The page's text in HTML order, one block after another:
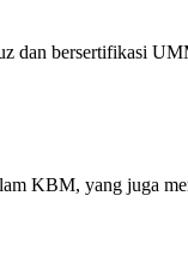
dan bersertifikasi
KBM, yang juga